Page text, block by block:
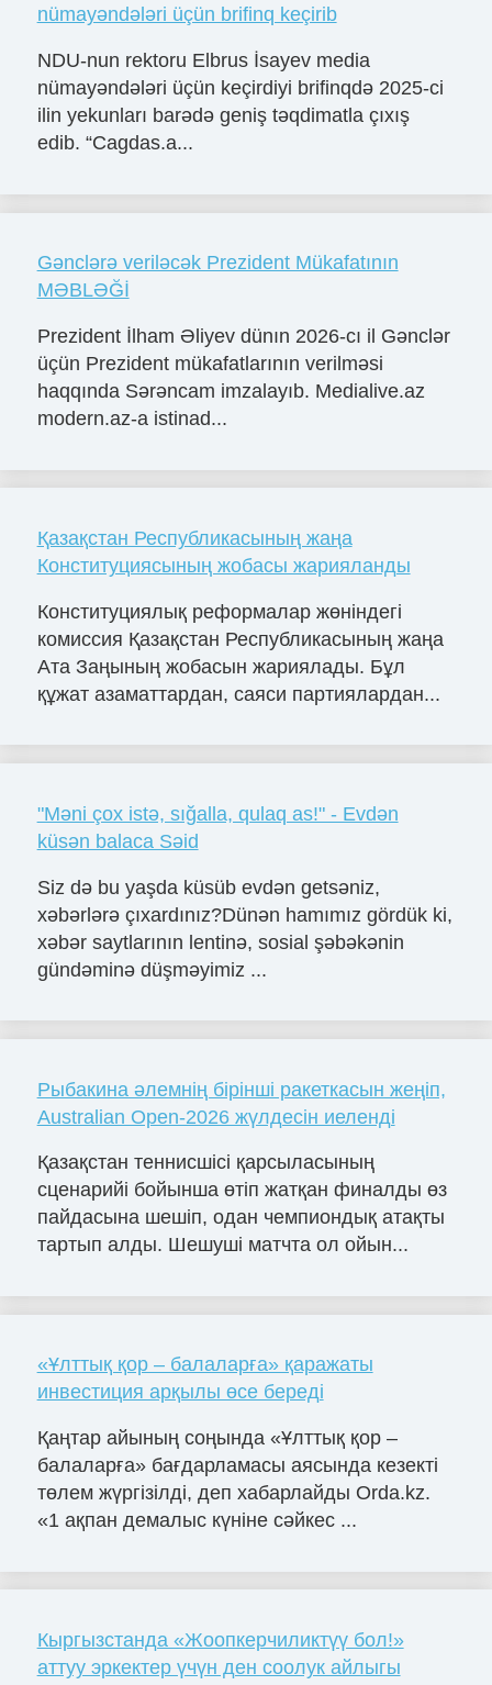
nümayəndələri üçün brifinq keçirib
NDU-nun rektoru Elbrus İsayev media
nümayəndələri üçün keçirdiyi brifinqdə 2025-ci
ilin yekunları barədə geniş təqdimatla çıxış
edib. “Cagdas.a...
Gənclərə veriləcək Prezident Mükafatının
MƏBLƏĞİ
Prezident İlham Əliyev dünın 2026-cı il Gənclər
üçün Prezident mükafatlarının verilməsi
haqqında Sərəncam imzalayıb. Medialive.az
modern.az-a istinad...
Қазақстан Республикасының жаңа
Конституциясының жобасы жарияланды
Конституциялық реформалар жөніндегі
комиссия Қазақстан Республикасының жаңа
Ата Заңының жобасын жариялады. Бұл
құжат азаматтардан, саяси партиялардан...
"Məni çox istə, sığalla, qulaq as!" - Evdən
küsən balaca Səid
Siz də bu yaşda küsüb evdən getsəniz,
xəbərlərə çıxardınız?Dünən hamımız gördük ki,
xəbər saytlarının lentinə, sosial şəbəkənin
gündəminə düşməyimiz ...
Рыбакина әлемнің бірінші ракеткасын жеңіп,
Australian Open-2026 жүлдесін иеленді
Қазақстан теннисшісі қарсыласының
сценарийі бойынша өтіп жатқан финалды өз
пайдасына шешіп, одан чемпиондық атақты
тартып алды. Шешуші матчта ол ойын...
«Ұлттық қор – балаларға» қаражаты
инвестиция арқылы өсе береді
Қаңтар айының соңында «Ұлттық қор –
балаларға» бағдарламасы аясында кезекті
төлем жүргізілді, деп хабарлайды Orda.kz.
«1 ақпан демалыс күніне сәйкес ...
Кыргызстанда «Жоопкерчиликтүү бол!»
аттуу эркектер үчүн ден соолук айлыгы